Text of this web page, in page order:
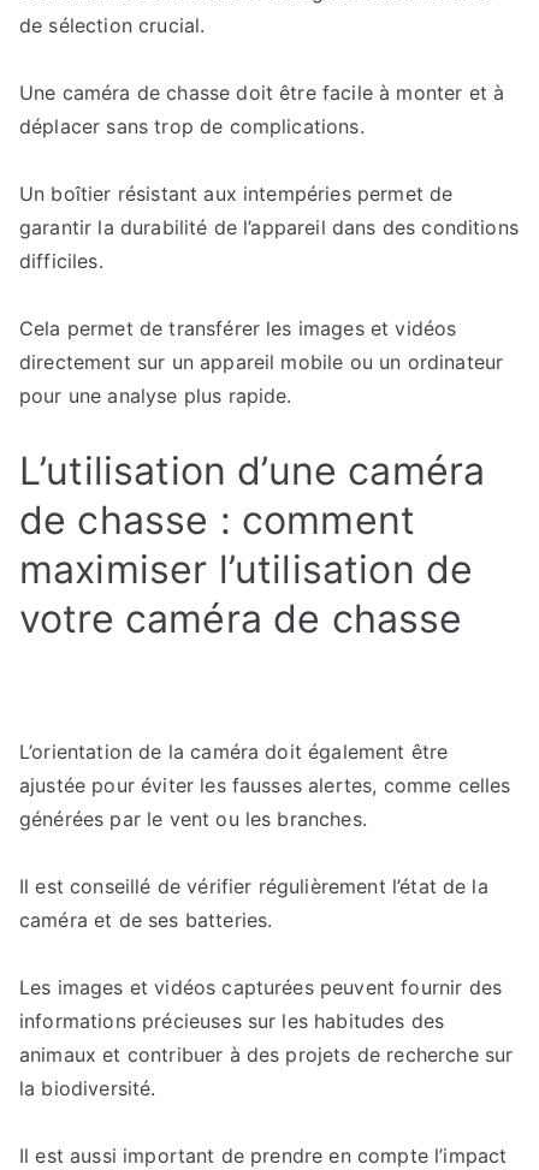
de sélection crucial.
Une caméra de chasse doit être facile à monter et à
déplacer sans trop de complications.
Un boîtier résistant aux intempéries permet de
garantir la durabilité de l’appareil dans des conditions
difficiles.
Cela permet de transférer les images et vidéos
directement sur un appareil mobile ou un ordinateur
pour une analyse plus rapide.
L’utilisation d’une caméra
de chasse : comment
maximiser l’utilisation de
votre caméra de chasse
L’orientation de la caméra doit également être
ajustée pour éviter les fausses alertes, comme celles
générées par le vent ou les branches.
Il est conseillé de vérifier régulièrement l’état de la
caméra et de ses batteries.
Les images et vidéos capturées peuvent fournir des
informations précieuses sur les habitudes des
animaux et contribuer à des projets de recherche sur
la biodiversité.
Il est aussi important de prendre en compte l’impact